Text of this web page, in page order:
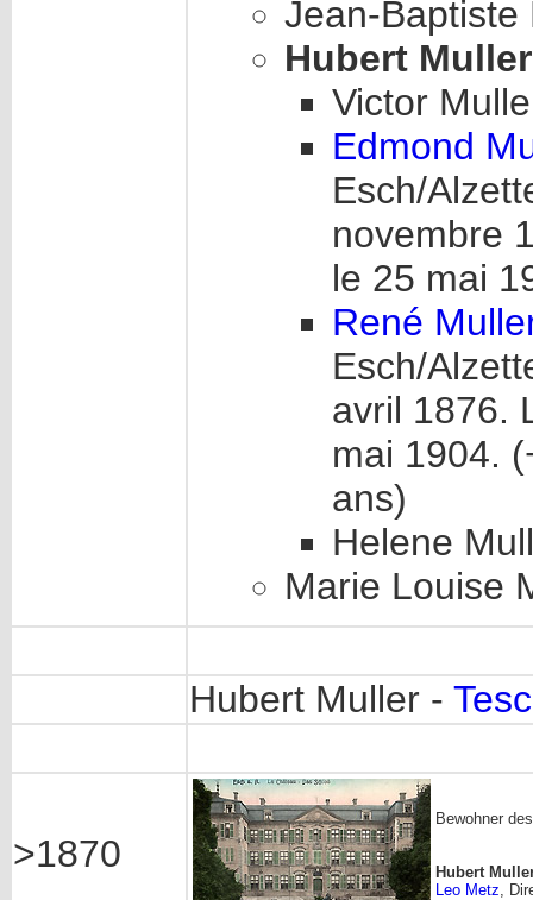
Jean-Baptiste
Hubert Muller
Victor
Edmond
Esch/
novembre
le 25 mai
René
Esch/
avril 1876.
mai 1904.
ans)
Helene
Marie Louise
Hubert Muller -
>1870
Bewohner
Hubert
Leo Metz,